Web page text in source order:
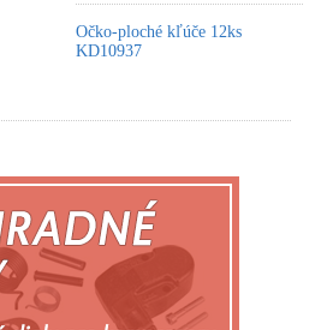
Očko-ploché kľúče 12ks
KD10937